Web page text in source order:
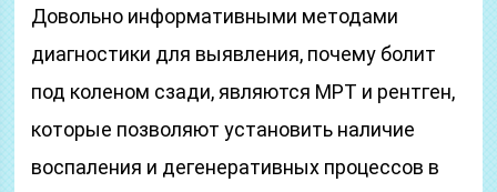
Довольно информативными методами
диагностики для выявления, почему болит
под коленом сзади, являются МРТ и рентген,
которые позволяют установить наличие
воспаления и дегенеративных процессов в